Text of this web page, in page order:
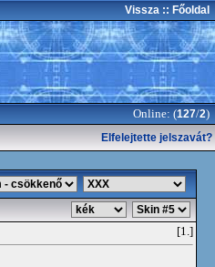
Vissza :: Főoldal
Online: (127/2)
Elfelejtette jelszavát?
[1.]